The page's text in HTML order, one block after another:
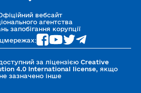
(комірки)?
декларувати відомості про АТ
банк України»?
зазначати відомості про банк, в
транзитний рахунокза
з використанням
вебсайт
агентства
запобігання корупції
за ліцензією Creative
4.0 International license, якщо
не зазначено інше